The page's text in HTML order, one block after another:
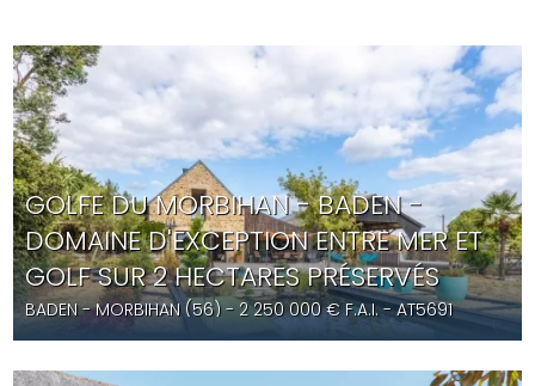
GOLFE DU MORBIHAN - BADEN -
DOMAINE D'EXCEPTION ENTRE MER ET
GOLF SUR 2 HECTARES PRÉSERVÉS
BADEN- MORBIHAN (56) - 2 250 000€ F.A.I.- AT5691